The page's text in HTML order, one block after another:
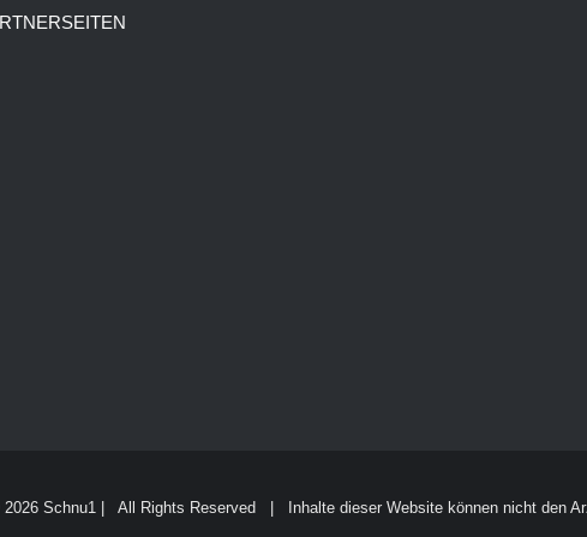
2026 Schnu1 | All Rights Reserved | Inhalte dieser Website können nicht den